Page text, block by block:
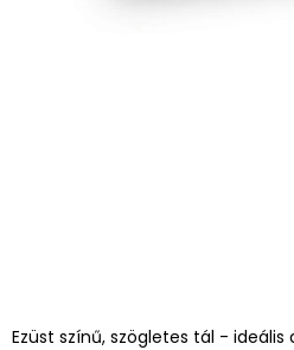
Ezüst színű, szögletes tál - ideális